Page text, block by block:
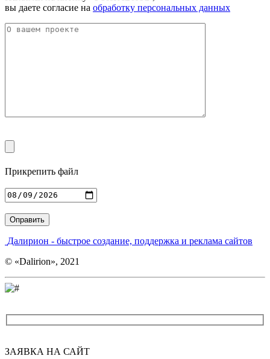
вы даете согласие на обработку персональных данных
Прикрепить файл
Введите адрес
Далирион - быстрое создание, поддержка и реклама сайтов
© «Dalirion», 2021
ЗАЯВКА НА САЙТ